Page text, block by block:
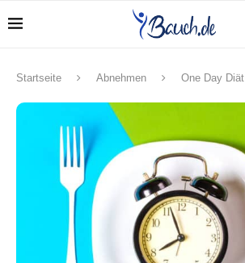
Startseite Abnehmen One Day Diät